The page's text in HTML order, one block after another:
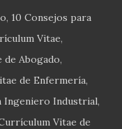
10 Consejos para
Vitae
Abogado
de Enfermería
Ingeniero Industrial
Vitae de